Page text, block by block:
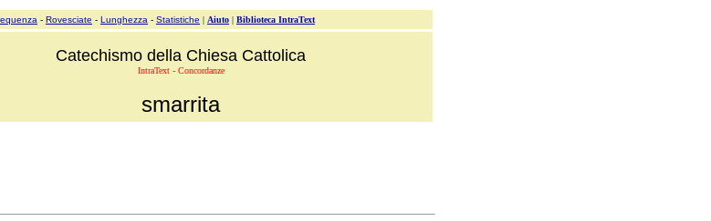
- Rovesciate - Lunghezza - Statistiche | Aiuto | Biblioteca IntraText
Catechismo della Chiesa Cattolica
IntraText - Concordanze
smarrita